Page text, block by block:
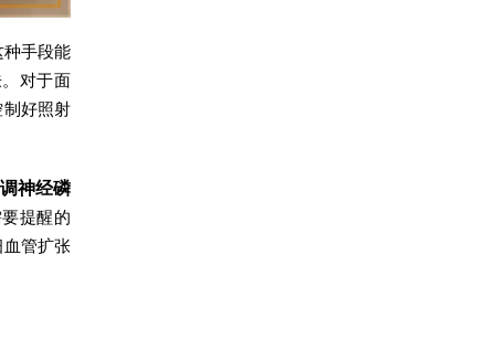
手段能
对于面
好照射
神经磷
提醒的
管扩张